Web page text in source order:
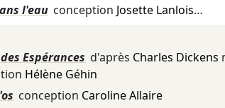
l'eau conception Josette Lanlois…
Espérances d'après Charles Dickens
Hélène Géhin
conception Caroline Allaire